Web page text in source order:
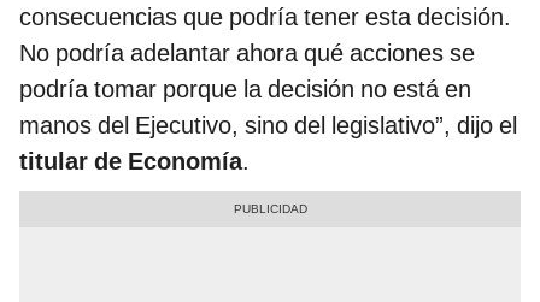
consecuencias que podría tener esta decisión.
No podría adelantar ahora qué acciones se
podría tomar porque la decisión no está en
manos del Ejecutivo, sino del legislativo”, dijo el
titular de Economía.